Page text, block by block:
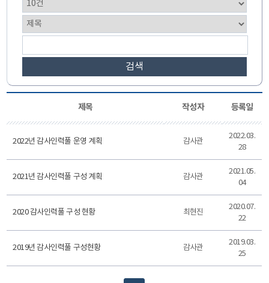
검색
제목 작성자 등록일
2022년 감사인력풀 운영 계획 감사관
2022.03.
28
2021년 감사인력풀 구성 계획 감사관
2021.05.
04
2020 감사인력풀 구성 현황 최현진
2020.07.
22
2019년 감사인력풀 구성현황 감사관
2019.03.
25